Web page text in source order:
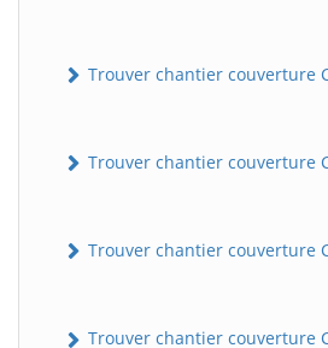
Trouver chantier couverture
Trouver chantier couverture
Trouver chantier couverture
Trouver chantier couverture